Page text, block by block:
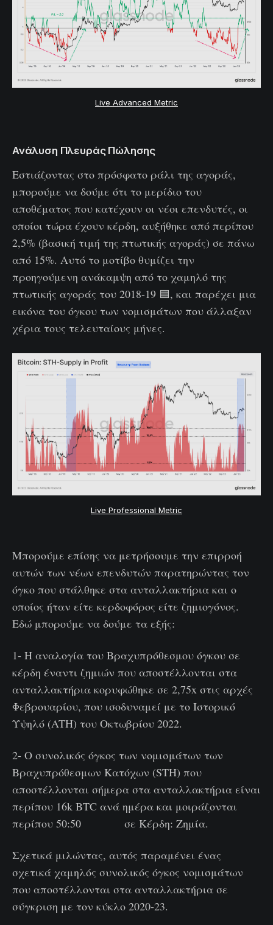
Live Advanced Metric
Ανάλυση Πλευράς Πώλησης
Εστιάζοντας στο πρόσφατο ράλι της αγοράς,
μπορούμε να δούμε ότι το μερίδιο του
αποθέματος που κατέχουν οι νέοι επενδυτές, οι
οποίοι τώρα έχουν κέρδη, αυξήθηκε από περίπου
2,5% (βασική τιμή της πτωτικής αγοράς) σε πάνω
από 15%. Αυτό το μοτίβο θυμίζει την
προηγούμενη ανάκαμψη από το χαμηλό της
πτωτικής αγοράς του 2018-19 🟦, και παρέχει μια
εικόνα του όγκου των νομισμάτων που άλλαξαν
χέρια τους τελευταίους μήνες.
Live Professional Metric
Μπορούμε επίσης να μετρήσουμε την επιρροή
αυτών των νέων επενδυτών παρατηρώντας τον
όγκο που στάλθηκε στα ανταλλακτήρια και ο
οποίος ήταν είτε κερδοφόρος είτε ζημιογόνος.
Εδώ μπορούμε να δούμε τα εξής:
1- Η αναλογία του Βραχυπρόθεσμου όγκου σε
κέρδη έναντι ζημιών που αποστέλλονται στα
ανταλλακτήρια κορυφώθηκε σε 2,75x στις αρχές
Φεβρουαρίου, που ισοδυναμεί με το Ιστορικό
Υψηλό (ATH) του Οκτωβρίου 2022.
2- Ο συνολικός όγκος των νομισμάτων των
Βραχυπρόθεσμων Κατόχων (STH) που
αποστέλλονται σήμερα στα ανταλλακτήρια είναι
περίπου 16k BTC ανά ημέρα και μοιράζονται
περίπου 50:50 σε Κέρδη: Ζημία.
Σχετικά μιλώντας, αυτός παραμένει ένας
σχετικά χαμηλός συνολικός όγκος νομισμάτων
που αποστέλλονται στα ανταλλακτήρια σε
σύγκριση με τον κύκλο 2020-23.